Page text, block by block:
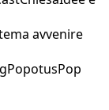
avvenire
PopotusPop